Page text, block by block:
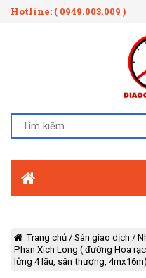
Hotline: ( 0949.003.009 )
Trang chủ / Sàn giao dịch /
Phan Xích Long ( đường Hoa
lửng 4 lầu, sân thượng,